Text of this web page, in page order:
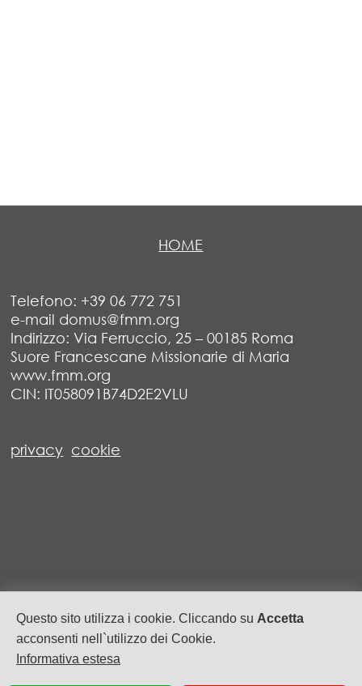
Questo sito utilizza i cookie. Cliccando su Accetta
acconsenti nell`utilizzo dei Cookie.
Informativa estesa
HOME
Telefono: +39 06 772 751
e-mail domus@fmm.org
Indirizzo: Via Ferruccio, 25 – 00185 Roma
Suore Francescane Missionarie di Maria
www.fmm.org
CIN: IT058091B74D2E2VLU
privacy cookie